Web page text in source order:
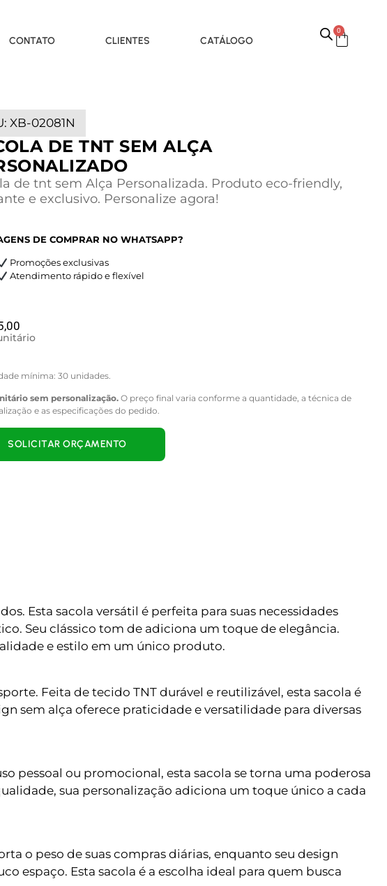
CONTATO CLIENTES CATÁLOGO
0
XB-02081N
DE TNT SEM ALÇA
de tnt sem Alça Personalizada. Produto eco-friendly,
e exclusivo. Personalize agora!
DE COMPRAR NO WHATSAPP?
Promoções exclusivas
Atendimento rápido e flexível
mínima: 30 unidades.
sem personalização. O preço final varia conforme a quantidade, a técnica de
e as especificações do pedido.
SOLICITAR ORÇAMENTO
Esta sacola versátil é perfeita para suas necessidades
Seu clássico tom de adiciona um toque de elegância.
e estilo em um único produto.
Feita de tecido TNT durável e reutilizável, esta sacola é
sem alça oferece praticidade e versatilidade para diversas
pessoal ou promocional, esta sacola se torna uma poderosa
sua personalização adiciona um toque único a cada
o peso de suas compras diárias, enquanto seu design
espaço. Esta sacola é a escolha ideal para quem busca